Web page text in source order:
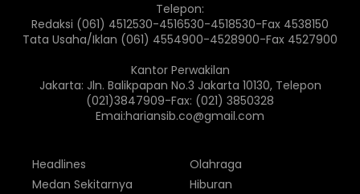
Telepon:
Redaksi (061) 4512530-4516530-4518530-Fax 4538150
Tata Usaha/Iklan (061) 4554900-4528900-Fax 4527900
Kantor Perwakilan
Jakarta: Jln. Balikpapan No.3 Jakarta 10130, Telepon
(021)3847909-Fax: (021) 3850328
Emai:hariansib.co@gmail.com
Headlines
Medan Sekitarnya
Olahraga
Hiburan